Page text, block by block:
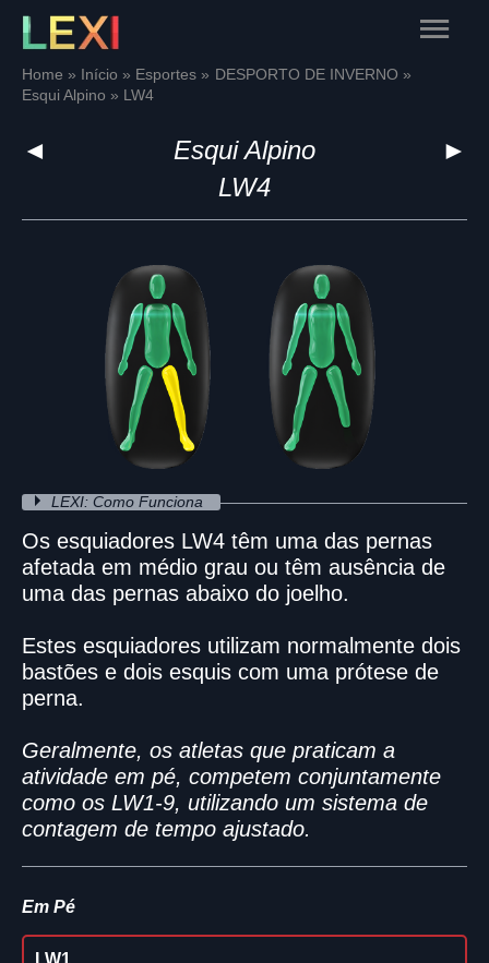
Skip
content
Main
Home Início Esportes
DESPORTO DE INVERNO
Esqui Alpino
LW4
◄ ►
Esqui Alpino
LW4
LEXI: Como Funciona
Os esquiadores LW4 têm uma das pernas
afetada em médio grau ou têm ausência de
uma das pernas abaixo do joelho.
Estes esquiadores utilizam normalmente dois
bastões e dois esquis com uma prótese de
perna.
Geralmente, os atletas que praticam a
atividade em pé, competem conjuntamente
como os LW1-9, utilizando um sistema de
contagem de tempo ajustado.
Em Pé
LW1